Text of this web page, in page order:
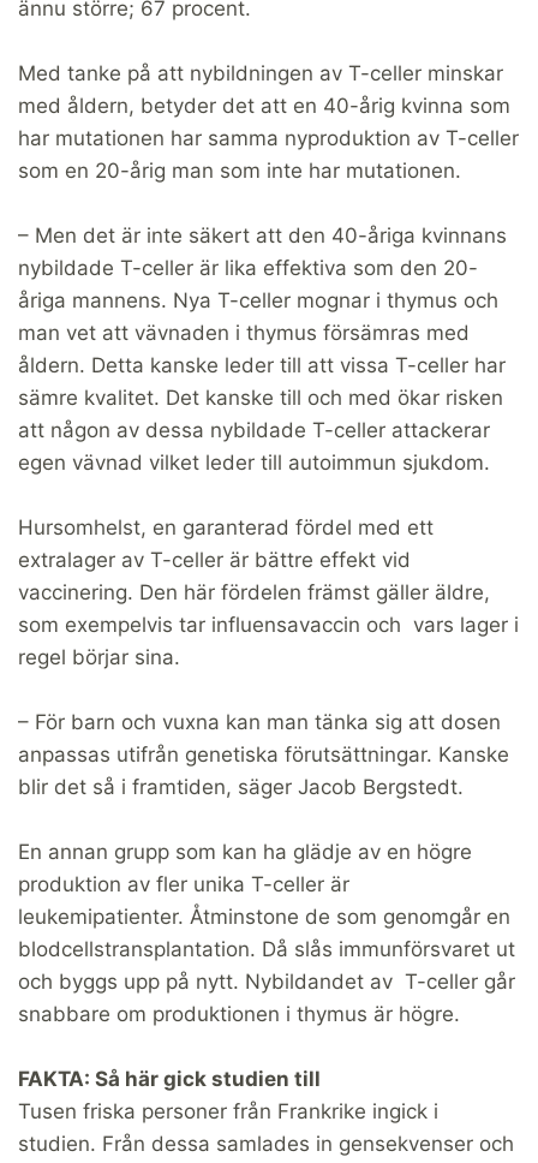
ännu större; 67 procent.
Med tanke på att nybildningen av T-celler minskar
med åldern, betyder det att en 40-årig kvinna som
har mutationen har samma nyproduktion av T-celler
som en 20-årig man som inte har mutationen.
– Men det är inte säkert att den 40-åriga kvinnans
nybildade T-celler är lika effektiva som den 20-
åriga mannens. Nya T-celler mognar i thymus och
man vet att vävnaden i thymus försämras med
åldern. Detta kanske leder till att vissa T-celler har
sämre kvalitet. Det kanske till och med ökar risken
att någon av dessa nybildade T-celler attackerar
egen vävnad vilket leder till autoimmun sjukdom.
Hursomhelst, en garanterad fördel med ett
extralager av T-celler är bättre effekt vid
vaccinering. Den här fördelen främst gäller äldre,
som exempelvis tar influensavaccin och vars lager i
regel börjar sina.
– För barn och vuxna kan man tänka sig att dosen
anpassas utifrån genetiska förutsättningar. Kanske
blir det så i framtiden, säger Jacob Bergstedt.
En annan grupp som kan ha glädje av en högre
produktion av fler unika T-celler är
leukemipatienter. Åtminstone de som genomgår en
blodcellstransplantation. Då slås immunförsvaret ut
och byggs upp på nytt. Nybildandet av T-celler går
snabbare om produktionen i thymus är högre.
FAKTA: Så här gick studien till
Tusen friska personer från Frankrike ingick i
studien. Från dessa samlades in gensekvenser och